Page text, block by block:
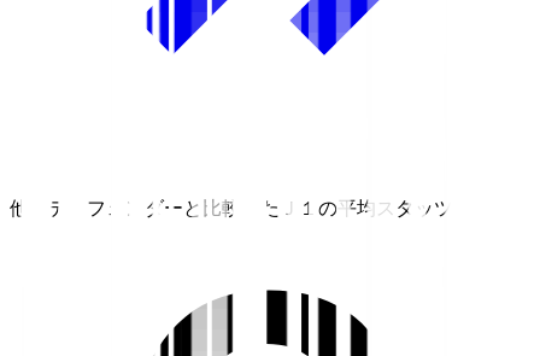
他のディフェンダーと比較したＪ１の平均スタッツ